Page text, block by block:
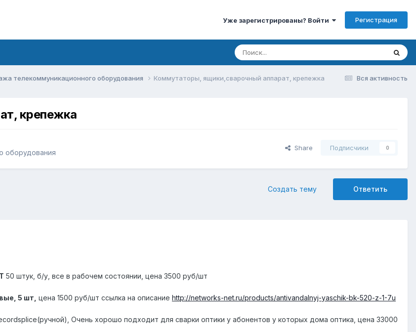
Уже зарегистрированы? Войти Регистрация
Вся активность
телекоммуникационного оборудования Коммутаторы, ящики,сварочный аппарат, крепежка
крепежка
оборудования
Share Подписчики 0
Ответить
Создать тему
50 штук, б/у, все в рабочем состоянии, цена 3500 руб/шт
5 шт, цена 1500 руб/шт ссылка на описание http://networks-net.ru/products/antivandalnyj-yaschik-bk-520-z-1-7u
Очень хорошо подходит для сварки оптики у абонентов у которых дома оптика, цена 33000